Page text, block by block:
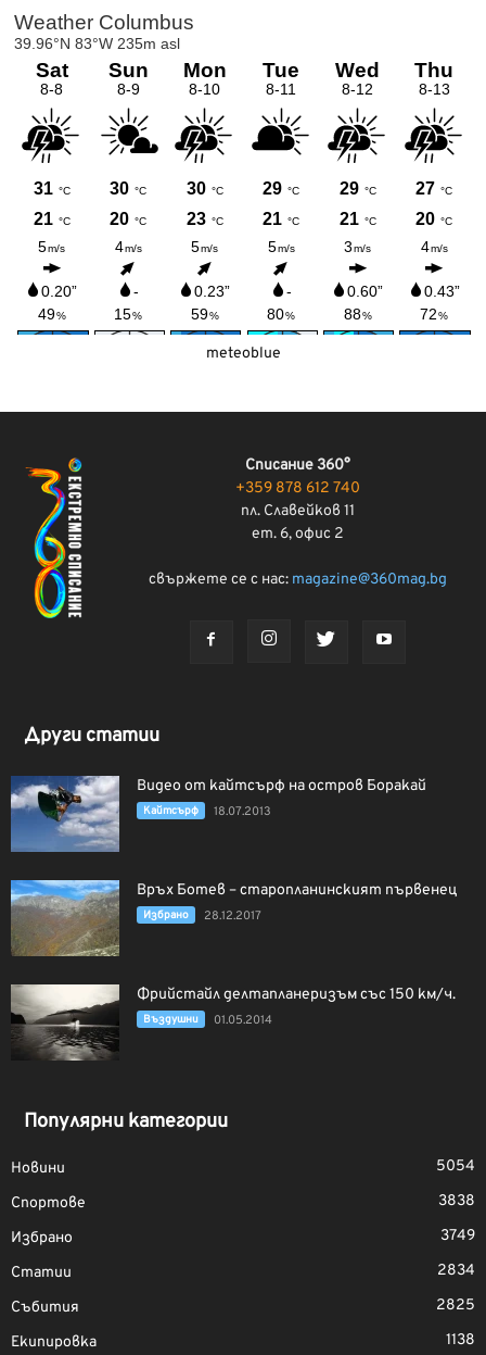
meteoblue
Списание 360°
+359 878 612 740
пл. Славейков 11
ет. 6, офис 2
свържете се с нас: magazine@360mag.bg
Други статии
Видео от кайтсърф на остров Боракай
Кайтсърф 18.07.2013
Връх Ботев – старопланинският първенец
Избрано 28.12.2017
Фрийстайл делтапланеризъм със 150 км/ч.
Въздушни 01.05.2014
Популярни категории
Новини
5054
Спортове
3838
Избрано
3749
Статии
2834
Събития
2825
Екипировка
1138